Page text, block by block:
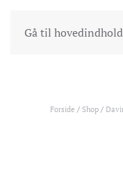
Gå til hovedindhold
Forside / Shop /